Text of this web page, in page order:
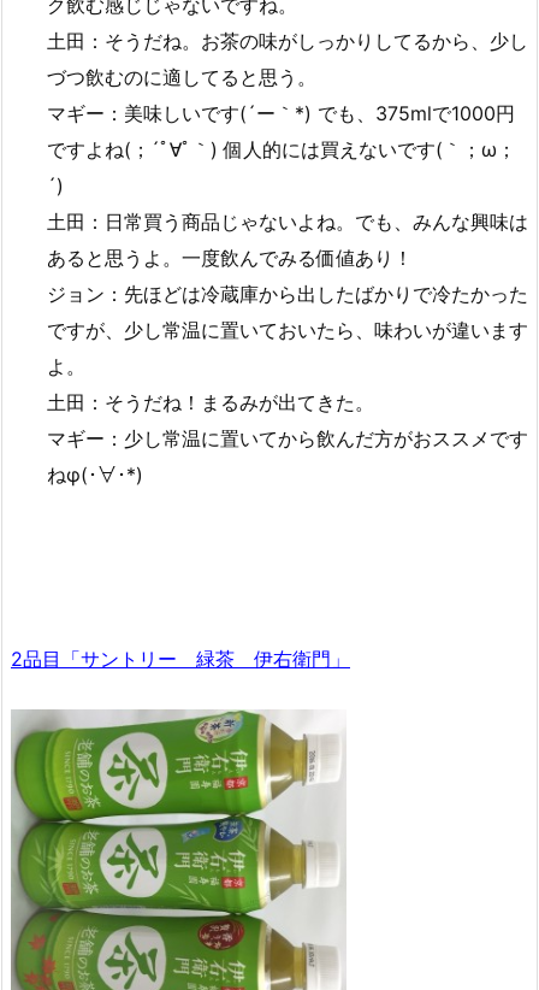
ク飲む感じじゃないですね。
土田：そうだね。お茶の味がしっかりしてるから、少し
づつ飲むのに適してると思う。
マギー：美味しいです(´ー｀*) でも、375mlで1000円
ですよね(；´ﾟ∀ﾟ｀) 個人的には買えないです(｀；ω；
´)
土田：日常買う商品じゃないよね。でも、みんな興味は
あると思うよ。一度飲んでみる価値あり！
ジョン：先ほどは冷蔵庫から出したばかりで冷たかった
ですが、少し常温に置いておいたら、味わいが違います
よ。
土田：そうだね！まるみが出てきた。
マギー：少し常温に置いてから飲んだ方がおススメです
ねφ(･∀･*)
2品目「サントリー 緑茶 伊右衛門」